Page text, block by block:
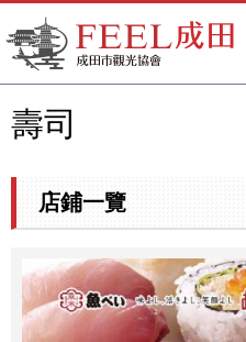
FEEL成田成田市觀光協會官方網
站
壽司
店鋪一覽